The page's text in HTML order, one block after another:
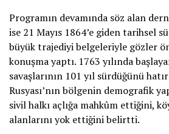
Programın devamında söz alan
ise 21 Mayıs 1864’e giden tarihsel
büyük trajediyi belgeleriyle gözler
konuşma yaptı. 1763 yılında
savaşlarının 101 yıl sürdüğünü
Rusyası’nın bölgenin demografik
sivil halkı açlığa mahkûm ettiğini,
alanlarını yok ettiğini belirtti.